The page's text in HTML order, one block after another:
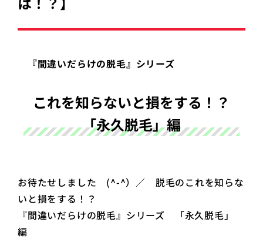
『間違いだらけの脱毛』シリーズ
これを知らないと損をする！？
「永久脱毛」編
お待たせしました (^-^）／ 脱毛のこれを知らな
いと損をする！？
『間違いだらけの脱毛』シリーズ 「永久脱毛」
編